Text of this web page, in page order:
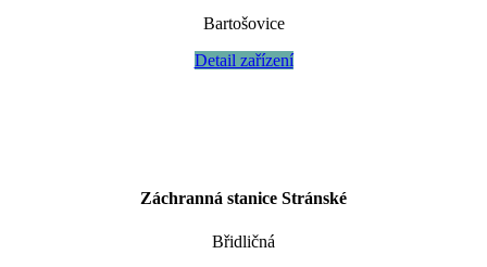
Bartošovice
Detail zařízení
Záchranná stanice Stránské
Břidličná